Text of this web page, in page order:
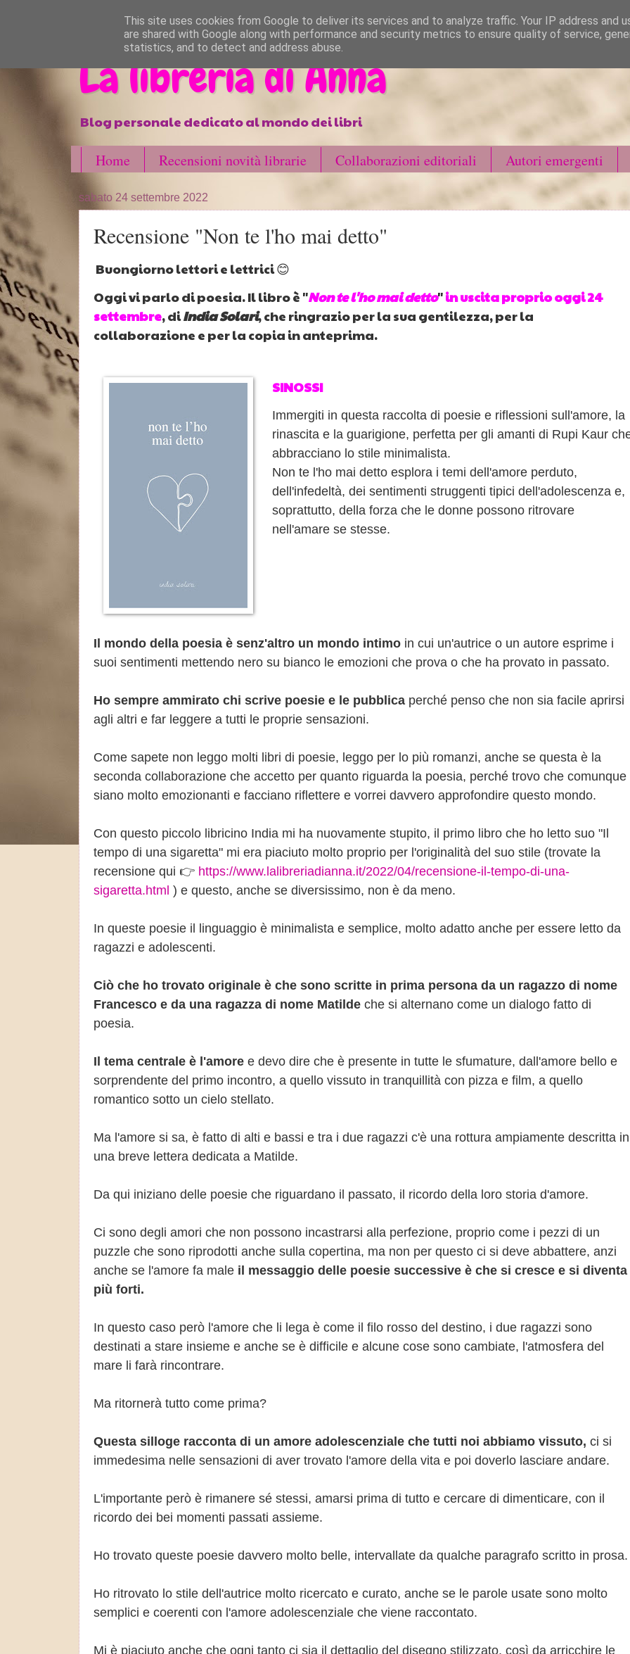
La libreria di Anna
Blog personale dedicato al mondo dei libri
Home Recensioni novità librarie Collaborazioni editoriali Autori emergenti
sabato 24 settembre 2022
Recensione "Non te l'ho mai detto"
Buongiorno lettori e lettrici 😊
Oggi vi parlo di poesia. Il libro è "Non te l'ho mai detto"in uscita proprio oggi 24
settembre, diIndia Solari, che ringrazio per la sua gentilezza, per la
collaborazione e per la copia in anteprima.
SINOSSI
Immergiti in questa raccolta di poesie e riflessioni sull'amore, la
rinascita e la guarigione, perfetta per gli amanti di Rupi Kaur
abbracciano lo stile minimalista.
Non te l'ho mai detto esplora i temi dell'amore perduto,
dell'infedeltà, dei sentimenti struggenti tipici dell'adolescenza e,
soprattutto, della forza che le donne possono ritrovare
nell'amare se stesse.
Il mondo della poesia è senz'altro un mondo intimo in cui un'autrice o un autore esprime i
suoi sentimenti mettendo nero su bianco le emozioni che prova o che ha provato in passato.
Ho sempre ammirato chi scrive poesie e le pubblica perché penso che non sia facile aprirsi
agli altri e far leggere a tutti le proprie sensazioni.
Come sapete non leggo molti libri di poesie, leggo per lo più romanzi, anche se questa è la
seconda collaborazione che accetto per quanto riguarda la poesia, perché trovo che comunque
siano molto emozionanti e facciano riflettere e vorrei davvero approfondire questo mondo.
Con questo piccolo libricino India mi ha nuovamente stupito, il primo libro che ho letto suo "Il
tempo di una sigaretta" mi era piaciuto molto proprio per l'originalità del suo stile (trovate la
recensione qui 👉 https://www.lalibreriadianna.it/2022/04/recensione-il-tempo-di-una-
sigaretta.html ) e questo, anche se diversissimo, non è da meno.
In queste poesie il linguaggio è minimalista e semplice, molto adatto anche per essere letto da
ragazzi e adolescenti.
Ciò che ho trovato originale è che sono scritte in prima persona da un ragazzo di nome
Francesco e da una ragazza di nome Matilde che si alternano come un dialogo fatto di
poesia.
Il tema centrale è l'amore e devo dire che è presente in tutte le sfumature, dall'amore bello e
sorprendente del primo incontro, a quello vissuto in tranquillità con pizza e film, a quello
romantico sotto un cielo stellato.
Ma l'amore si sa, è fatto di alti e bassi e tra i due ragazzi c'è una rottura ampiamente descritta in
una breve lettera dedicata a Matilde.
Da qui iniziano delle poesie che riguardano il passato, il ricordo della loro storia d'amore.
Ci sono degli amori che non possono incastrarsi alla perfezione, proprio come i pezzi di un
puzzle che sono riprodotti anche sulla copertina, ma non per questo ci si deve abbattere, anzi
anche se l'amore fa male il messaggio delle poesie successive è che si cresce e si diventa
più forti.
In questo caso però l'amore che li lega è come il filo rosso del destino, i due ragazzi sono
destinati a stare insieme e anche se è difficile e alcune cose sono cambiate, l'atmosfera del
mare li farà rincontrare.
Ma ritornerà tutto come prima?
Questa silloge racconta di un amore adolescenziale che tutti noi abbiamo vissuto, ci si
immedesima nelle sensazioni di aver trovato l'amore della vita e poi doverlo lasciare andare.
L'importante però è rimanere sé stessi, amarsi prima di tutto e cercare di dimenticare, con il
ricordo dei bei momenti passati assieme.
Ho trovato queste poesie davvero molto belle, intervallate da qualche paragrafo scritto in
Ho ritrovato lo stile dell'autrice molto ricercato e curato, anche se le parole usate sono molto
semplici e coerenti con l'amore adolescenziale che viene raccontato.
Mi è piaciuto anche che ogni tanto ci sia il dettaglio del disegno stilizzato, così da arricchire le
This site uses cookies from Google to deliver its services and to analyze traffic. Your IP address and
are shared with Google along with performance and security metrics to ensure quality of service,
statistics, and to detect and address abuse.